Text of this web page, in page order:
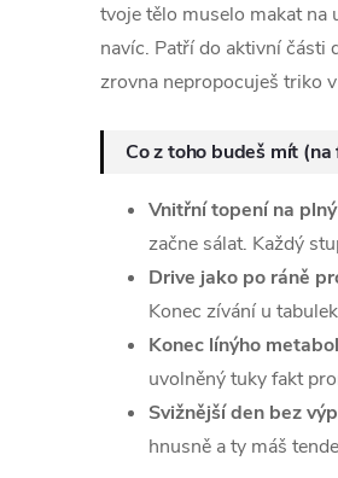
tvoje tělo muselo makat na
navíc. Patří do aktivní části
zrovna nepropocuješ triko
Co z toho budeš mít (na
Vnitřní topení na
začne sálat. Každý
Drive jako po ráně
Konec zívání u
Konec línýho
uvolněný tuky fakt
Svižnější den bez
hnusně a ty máš